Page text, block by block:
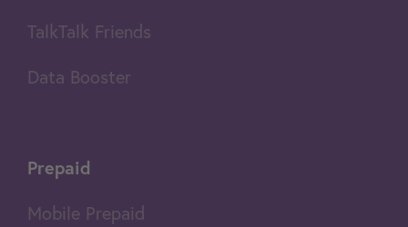
TalkTalk Friends
Data Booster
Prepaid
Mobile Prepaid